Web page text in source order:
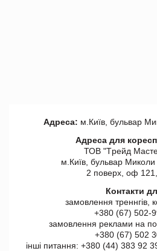
Адреса: м.Київ, бульвар
Адреса для
ТОВ "Tрейд
м.Київ, бульвар Миколи
2 поверх, оф
Контакти
замовлення треннгів,
+380 (67) 502-
замовлення реклами на
+380 (67) 502
інші питання: +380 (44) 383 92